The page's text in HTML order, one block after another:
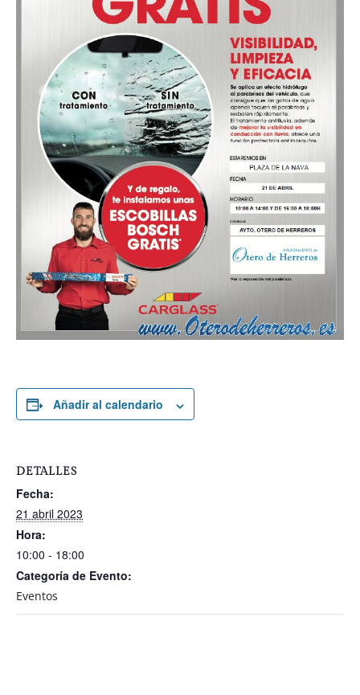
Añadir al calendario
DETALLES
Fecha:
21 abril 2023
Hora:
10:00 - 18:00
Categoría de Evento:
Eventos